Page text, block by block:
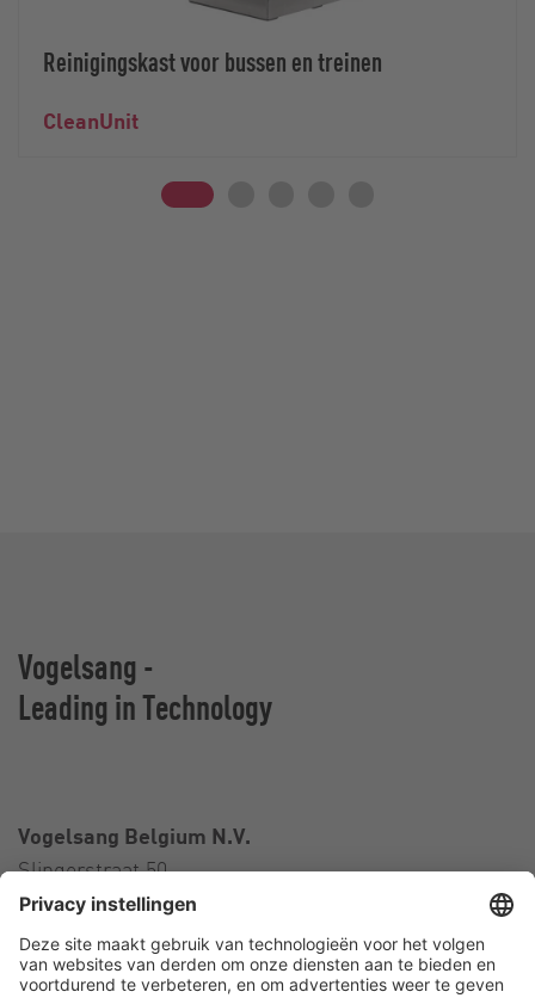
Reinigingskast voor bussen en treinen
CleanUnit
Vogelsang -
Leading in Technology
Vogelsang Belgium N.V.
Slingerstraat 50
8820 Torhout
België